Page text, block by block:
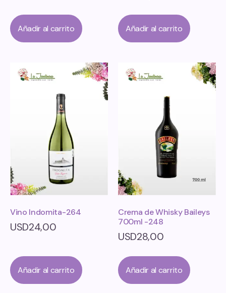
Añadir al carrito Añadir al carrito
Vino Indomita-264
USD24,00
Añadir al carrito
Crema de Whisky Baileys
700ml -248
USD28,00
Añadir al carrito